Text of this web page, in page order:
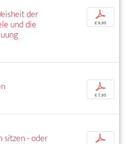
der
und die
p
€ 9,95
p
€ 7,95
sitzen - oder
p